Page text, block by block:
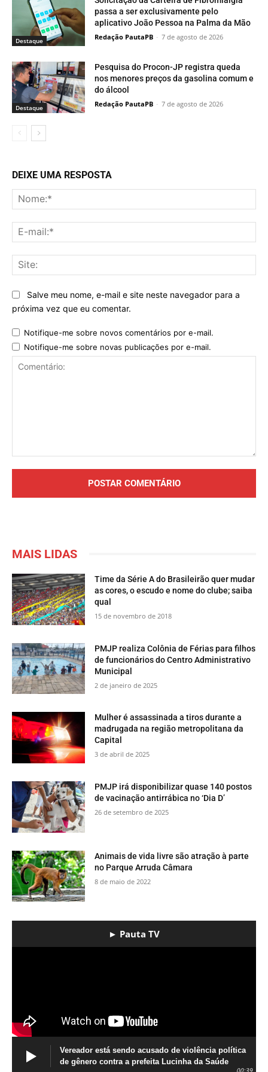
Destaque
passa a ser exclusivamente pelo
aplicativo João Pessoa na Palma da Mão
Redação PautaPB - 7 de agosto de 2026
Destaque
Pesquisa do Procon-JP registra queda
nos menores preços da gasolina comum e
do álcool
Redação PautaPB - 7 de agosto de 2026
DEIXE UMA RESPOSTA
Salve meu nome, e-mail e site neste navegador para a
próxima vez que eu comentar.
Notifique-me sobre novos comentários por e-mail.
Notifique-me sobre novas publicações por e-mail.
MAIS LIDAS
Time da Série A do Brasileirão quer mudar
as cores, o escudo e nome do clube; saiba
qual
15 de novembro de 2018
PMJP realiza Colônia de Férias para filhos
de funcionários do Centro Administrativo
Municipal
2 de janeiro de 2025
Mulher é assassinada a tiros durante a
madrugada na região metropolitana da
Capital
3 de abril de 2025
PMJP irá disponibilizar quase 140 postos
de vacinação antirrábica no ‘Dia D’
26 de setembro de 2025
​Animais de vida livre são atração à parte
no Parque Arruda Câmara
8 de maio de 2022
► Pauta TV
Vereador está sendo acusado de violência política
de gênero contra a prefeita Lucinha da Saúde